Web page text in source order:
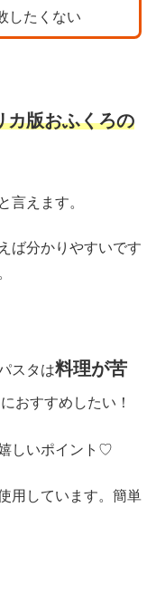
したくない
カ版おふくろの
言えます。
ば分かりやすいです
スタは料理が苦
おすすめしたい！
しいポイント♡
用しています。簡単